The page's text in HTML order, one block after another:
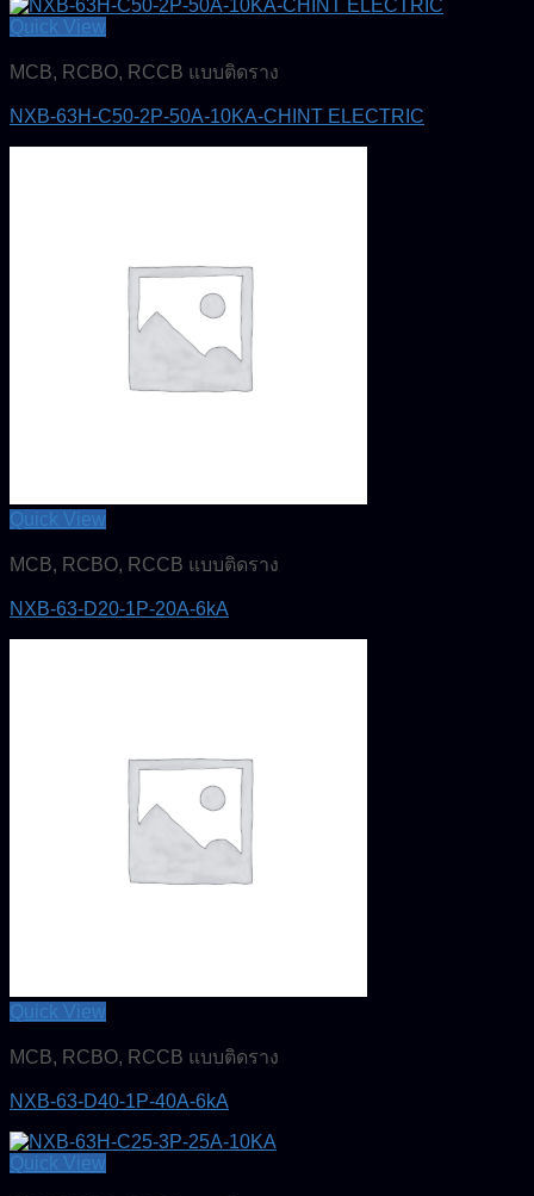
Quick View
MCB, RCBO, RCCB แบบติดราง
NXB-63H-C50-2P-50A-10KA-CHINT ELECTRIC
Quick View
MCB, RCBO, RCCB แบบติดราง
NXB-63-D20-1P-20A-6kA
Quick View
MCB, RCBO, RCCB แบบติดราง
NXB-63-D40-1P-40A-6kA
Quick View